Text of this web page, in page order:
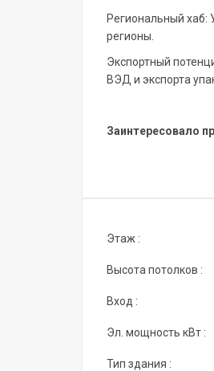
Региональный хаб:
регионы.
Экспортный
ВЭД и экспорта
Заинтересовало
Этаж :
Высота потолков :
Вход :
Эл. мощность кВт :
Тип здания :